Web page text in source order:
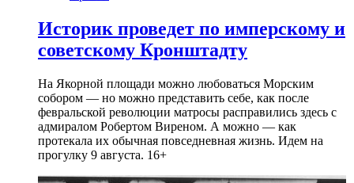
Историк проведет по имперскому и
советскому Кронштадту
На Якорной площади можно любоваться Морским
собором — но можно представить себе, как после
февральской революции матросы расправились здесь с
адмиралом Робертом Виреном. А можно — как
протекала их обычная повседневная жизнь. Идем на
прогулку 9 августа. 16+